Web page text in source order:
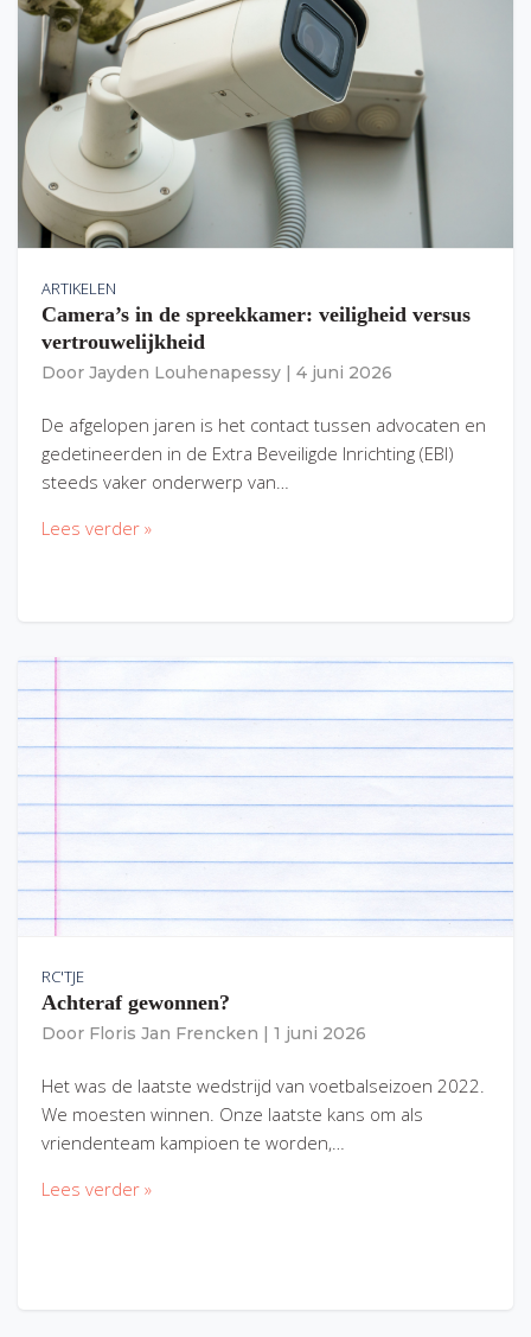
ARTIKELEN
Camera’s in de spreekkamer: veiligheid versus
vertrouwelijkheid
Door Jayden Louhenapessy 4 juni 2026
De afgelopen jaren is het contact tussen advocaten en
gedetineerden in de Extra Beveiligde Inrichting (EBI)
steeds vaker onderwerp van…
Lees verder »
RC'TJE
Achteraf gewonnen?
Door Floris Jan Frencken 1 juni 2026
Het was de laatste wedstrijd van voetbalseizoen 2022.
We moesten winnen. Onze laatste kans om als
vriendenteam kampioen te worden,…
Lees verder »